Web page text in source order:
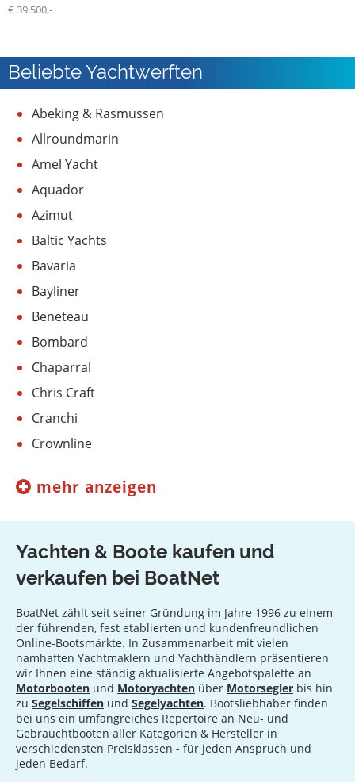
€ 39.500,-
Beliebte Yachtwerften
Abeking & Rasmussen
Allroundmarin
Amel Yacht
Aquador
Azimut
Baltic Yachts
Bavaria
Bayliner
Beneteau
Bombard
Chaparral
Chris Craft
Cranchi
Crownline
mehr anzeigen
Yachten & Boote kaufen und
verkaufen bei BoatNet
BoatNet zählt seit seiner Gründung im Jahre 1996 zu einem
der führenden, fest etablierten und kundenfreundlichen
Online-Bootsmärkte. In Zusammenarbeit mit vielen
namhaften Yachtmaklern und Yachthändlern präsentieren
wir Ihnen eine ständig aktualisierte Angebotspalette an
Motorbooten und Motoryachten über Motorsegler bis hin
zu Segelschiffen und Segelyachten. Bootsliebhaber finden
bei uns ein umfangreiches Repertoire an Neu- und
Gebrauchtbooten aller Kategorien & Hersteller in
verschiedensten Preisklassen - für jeden Anspruch und
jeden Bedarf.